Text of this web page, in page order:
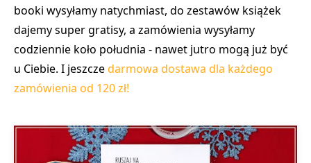
booki wysyłamy natychmiast, do zestawów książek
dajemy super gratisy, a zamówienia wysyłamy
codziennie koło południa - nawet jutro mogą już być
u Ciebie. I jeszczedarmowa dostawa dla każdego
zamówienia od 120 zł!